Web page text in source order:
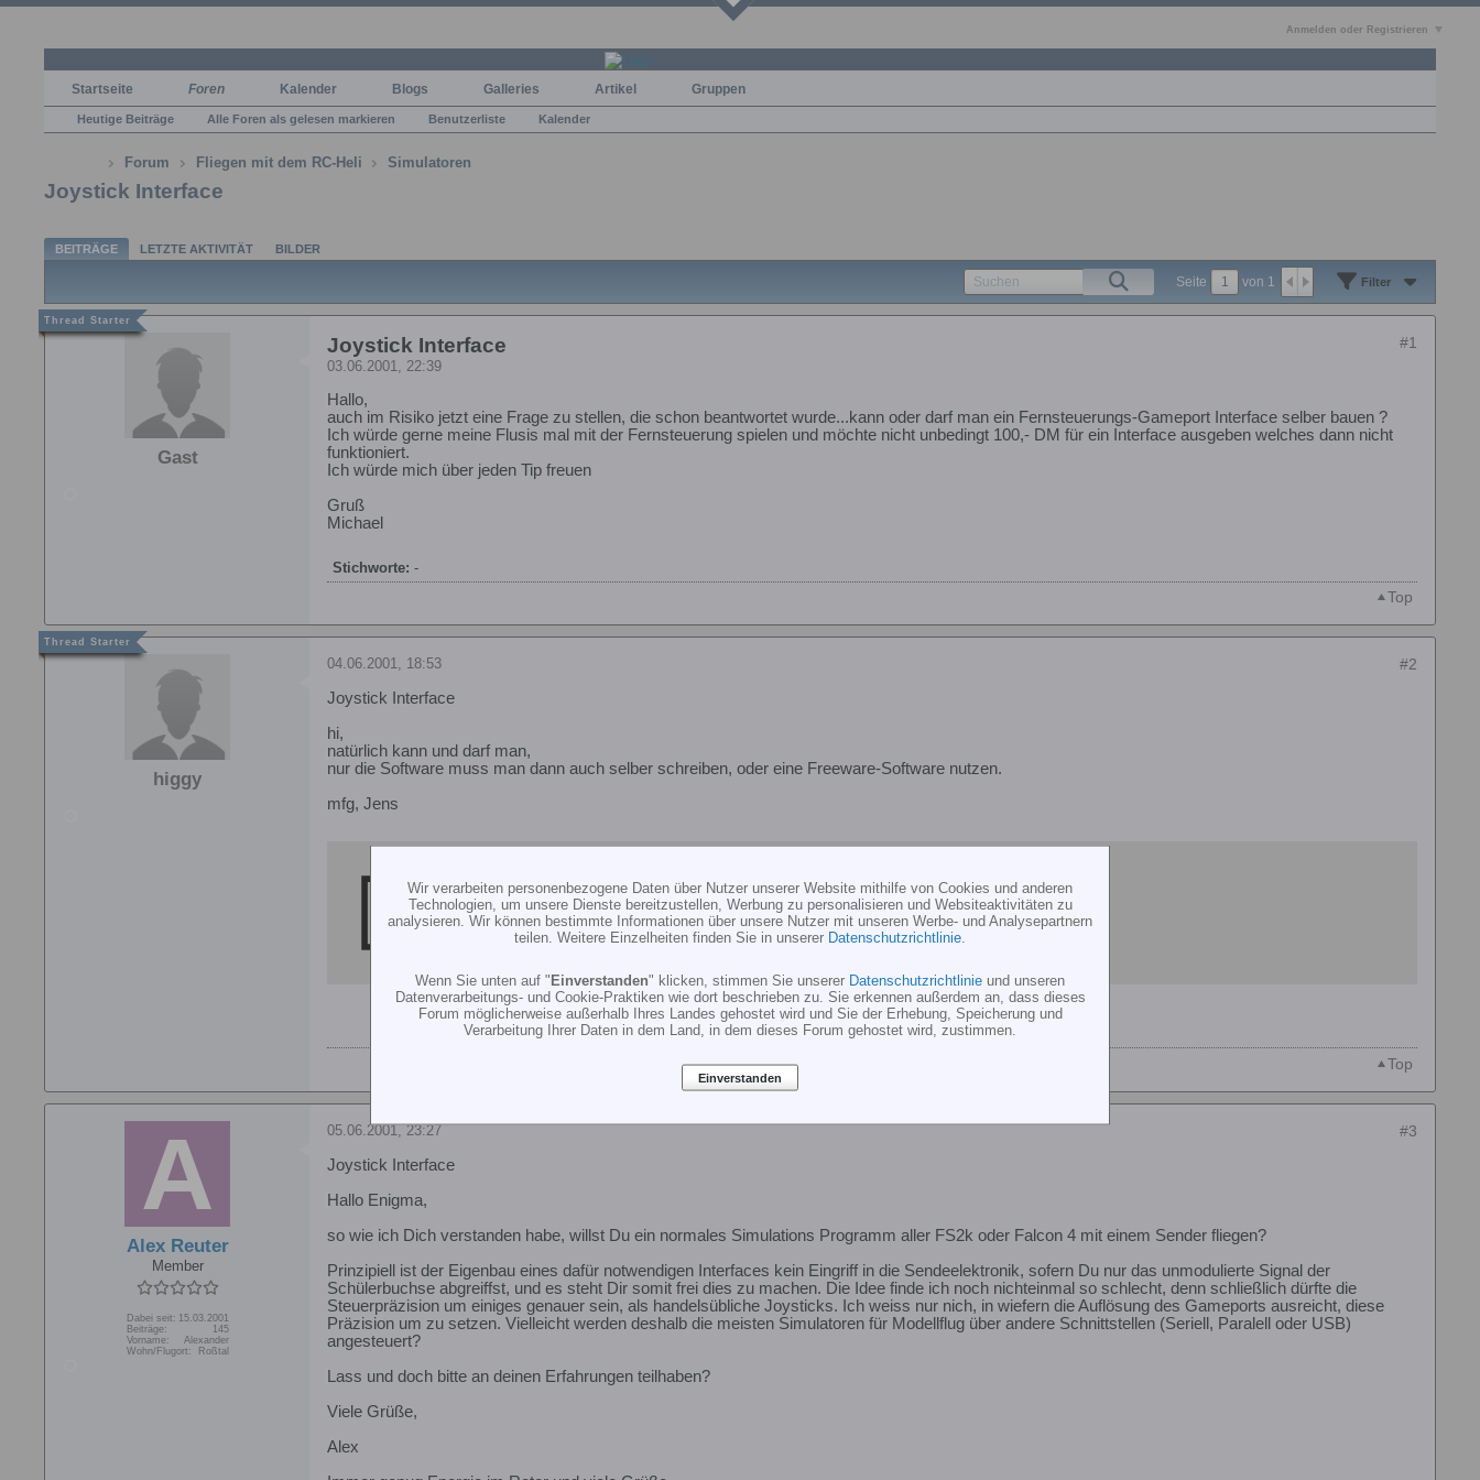
Anmelden oder Registrieren
Startseite Foren Kalender Blogs Galleries Artikel Gruppen
Heutige Beiträge Alle Foren als gelesen markieren Benutzerliste Kalender
Forum Fliegen mit dem RC-Heli Simulatoren
Joystick Interface
BEITRÄGE LETZTE AKTIVITÄT BILDER
Seite von 1 Filter
Gast
#1
Joystick Interface
03.06.2001, 22:39
Hallo,
auch im Risiko jetzt eine Frage zu stellen, die schon beantwortet wurde...kann oder darf man ein Fernsteuerungs-Gameport Interface selber bauen ?
Ich würde gerne meine Flusis mal mit der Fernsteuerung spielen und möchte nicht unbedingt 100,- DM für ein Interface ausgeben welches dann nicht
funktioniert.
Ich würde mich über jeden Tip freuen
Gruß
Michael
Stichworte: -
Top
higgy
#2
04.06.2001, 18:53
Joystick Interface
hi,
natürlich kann und darf man,
nur die Software muss man dann auch selber schreiben, oder eine Freeware-Software nutzen.
mfg, Jens
https://www.rc-sim.de
Top
Alex Reuter
Member
Dabei seit: 15.03.2001
Beiträge:
145
Vorname:
Alexander
Wohn/Flugort:
Roßtal
#3
05.06.2001, 23:27
Joystick Interface
Hallo Enigma,
so wie ich Dich verstanden habe, willst Du ein normales Simulations Programm aller FS2k oder Falcon 4 mit einem Sender fliegen?
Prinzipiell ist der Eigenbau eines dafür notwendigen Interfaces kein Eingriff in die Sendeelektronik, sofern Du nur das unmodulierte Signal der
Schülerbuchse abgreiffst, und es steht Dir somit frei dies zu machen. Die Idee finde ich noch nichteinmal so schlecht, denn schließlich dürfte die
Steuerpräzision um einiges genauer sein, als handelsübliche Joysticks. Ich weiss nur nich, in wiefern die Auflösung des Gameports ausreicht, diese
Präzision um zu setzen. Vielleicht werden deshalb die meisten Simulatoren für Modellflug über andere Schnittstellen (Seriell, Paralell oder USB)
angesteuert?
Lass und doch bitte an deinen Erfahrungen teilhaben?
Viele Grüße,
Alex
Wir verarbeiten personenbezogene Daten über Nutzer unserer Website mithilfe von Cookies und anderen
Technologien, um unsere Dienste bereitzustellen, Werbung zu personalisieren und Websiteaktivitäten zu
analysieren. Wir können bestimmte Informationen über unsere Nutzer mit unseren Werbe- und Analysepartnern
teilen. Weitere Einzelheiten finden Sie in unserer Datenschutzrichtlinie
Wenn Sie unten auf "Einverstanden" klicken, stimmen Sie unserer Datenschutzrichtlinie und unseren
Datenverarbeitungs- und Cookie-Praktiken wie dort beschrieben zu. Sie erkennen außerdem an, dass dieses
Forum möglicherweise außerhalb Ihres Landes gehostet wird und Sie der Erhebung, Speicherung und
Verarbeitung Ihrer Daten in dem Land, in dem dieses Forum gehostet wird, zustimmen.
Einverstanden